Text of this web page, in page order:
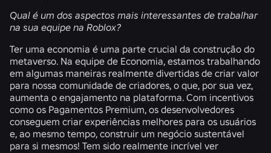
Qual é um dos aspectos mais interessantes de trabalhar
na sua equipe na Roblox?
Ter uma economia é uma parte crucial da construção do
metaverso. Na equipe de Economia, estamos trabalhando
em algumas maneiras realmente divertidas de criar valor
para nossa comunidade de criadores, o que, por sua vez,
aumenta o engajamento na plataforma. Com incentivos
como os Pagamentos Premium, os desenvolvedores
conseguem criar experiências melhores para os usuários
e, ao mesmo tempo, construir um negócio sustentável
para si mesmos! Tem sido realmente incrível ver